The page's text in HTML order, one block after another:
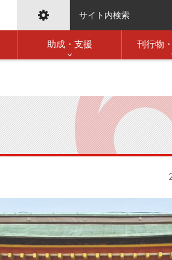
サイト内検索
助成・支援 刊行物